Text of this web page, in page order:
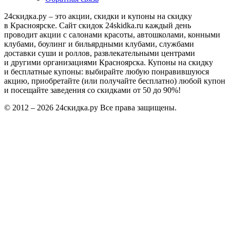
24скидка.ру – это акции, скидки и купоны на скидку
в Красноярске. Сайт скидок 24skidka.ru каждый день
проводит акции с салонами красоты, автошколами, конными
клубами, боулинг и бильярдными клубами, службами
доставки суши и роллов, развлекательными центрами
и другими организациями Красноярска. Купоны на скидку
и бесплатные купоны: выбирайте любую понравившуюся
акцию, приобретайте (или получайте бесплатно) любой купон
и посещайте заведения со скидками от 50 до 90%!
© 2012 – 2026 24скидка.ру Все права защищены.